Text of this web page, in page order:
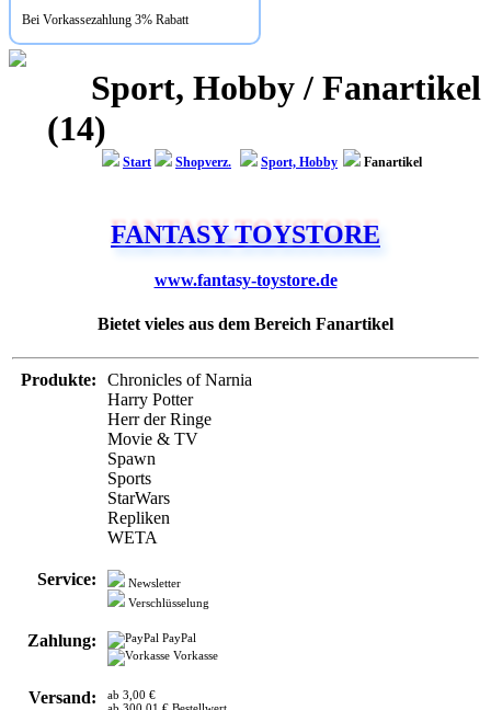
Bei Vorkassezahlung 3% Rabatt
Sport, Hobby / Fanartikel
(14)
Start Shopverz. Sport, Hobby Fanartikel
FANTASY TOYSTORE
www.fantasy-toystore.de
Bietet vieles aus dem Bereich Fanartikel
Produkte:
Chronicles of Narnia
Harry Potter
Herr der Ringe
Movie & TV
Spawn
Sports
StarWars
Repliken
WETA
Service:
Newsletter
Verschlüsselung
Zahlung:
PayPal
Vorkasse
Versand:
ab 3,00 €